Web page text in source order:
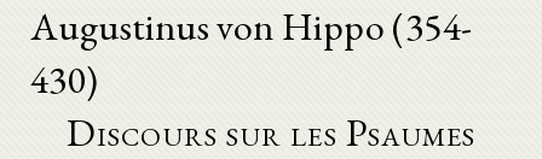
Augustinus von Hippo (354-
430)
Discours sur les Psaumes